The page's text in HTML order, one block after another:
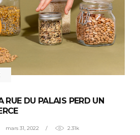
RUE DU PALAIS PERD UN
mars 31, 2022 2.31k